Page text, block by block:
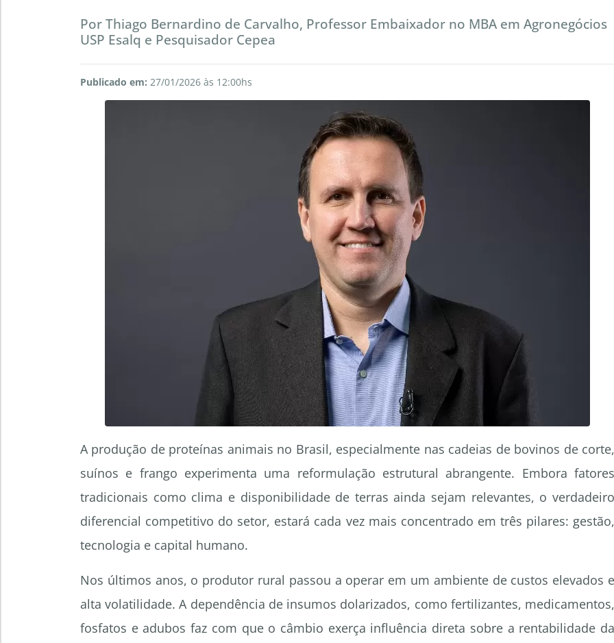
Por Thiago Bernardino de Carvalho, Professor Embaixador no MBA em Agronegócios
USP Esalq e Pesquisador Cepea
Publicado em: 27/01/2026 às 12:00hs
A produção de proteínas animais no Brasil, especialmente nas cadeias de bovinos de corte,
suínos e frango experimenta uma reformulação estrutural abrangente. Embora fatores
tradicionais como clima e disponibilidade de terras ainda sejam relevantes, o verdadeiro
diferencial competitivo do setor, estará cada vez mais concentrado em três pilares: gestão,
tecnologia e capital humano.
Nos últimos anos, o produtor rural passou a operar em um ambiente de custos elevados e
alta volatilidade. A dependência de insumos dolarizados, como fertilizantes, medicamentos,
fosfatos e adubos faz com que o câmbio exerça influência direta sobre a rentabilidade da